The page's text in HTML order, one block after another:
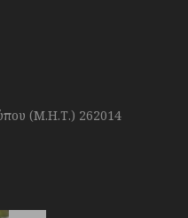
(Μ.Η.Τ.) 262014